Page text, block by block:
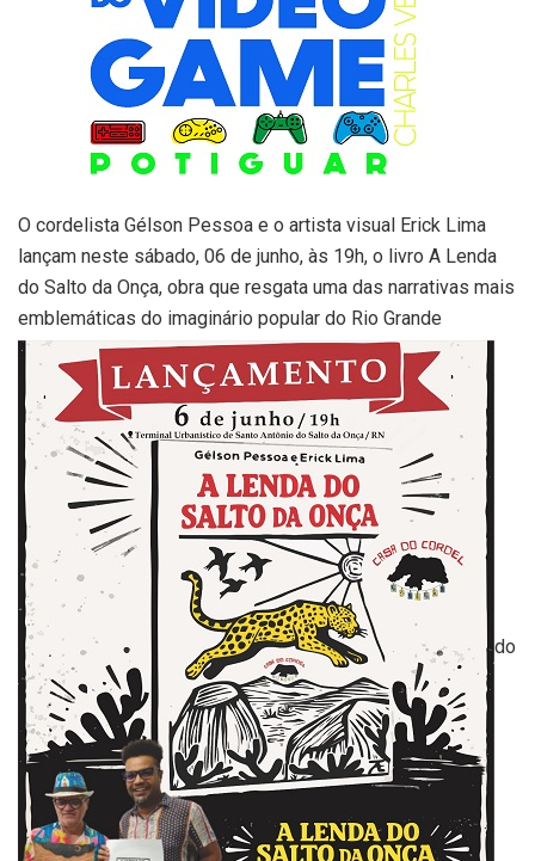
O cordelista Gélson Pessoa e o artista visual Erick Lima
lançam neste sábado, 06 de junho, às 19h, o livro A Lenda
do Salto da Onça, obra que resgata uma das narrativas mais
emblemáticas do imaginário popular do Rio Grande
do